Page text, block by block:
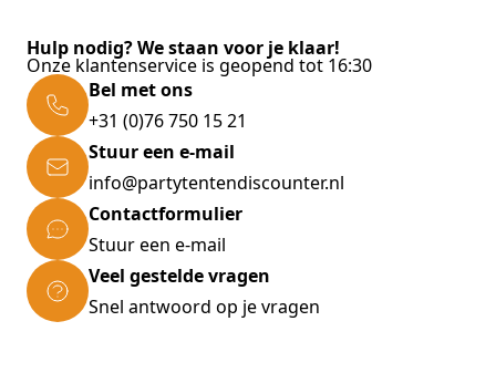
Hoofdbord
Hulp nodig? We staan voor je klaar!
Onze klantenservice is geopend tot 16:30
Bel met ons
+31 (0)76 750 15 21
Stuur een e-mail
info@partytentendiscounter.nl
Contactformulier
Stuur een e-mail
Veel gestelde vragen
Snel antwoord op je vragen